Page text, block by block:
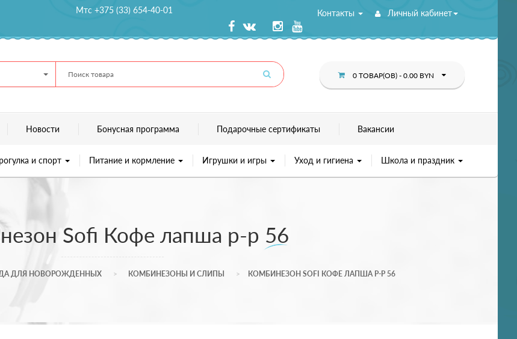
Мтс +375 (33) 654-40-01 Контакты Личный кабинет
0 ТОВАР(ОВ) - 0.00 BYN
Новости Бонусная программа Подарочные сертификаты Вакансии
и спорт Питание и кормление Игрушки и игры Уход и гигиена Школа и праздник
Sofi Кофе лапша р-р 56
ДЛЯ НОВОРОЖДЕННЫХ КОМБИНЕЗОНЫ И СЛИПЫ КОМБИНЕЗОН SOFI КОФЕ ЛАПША Р-Р 56